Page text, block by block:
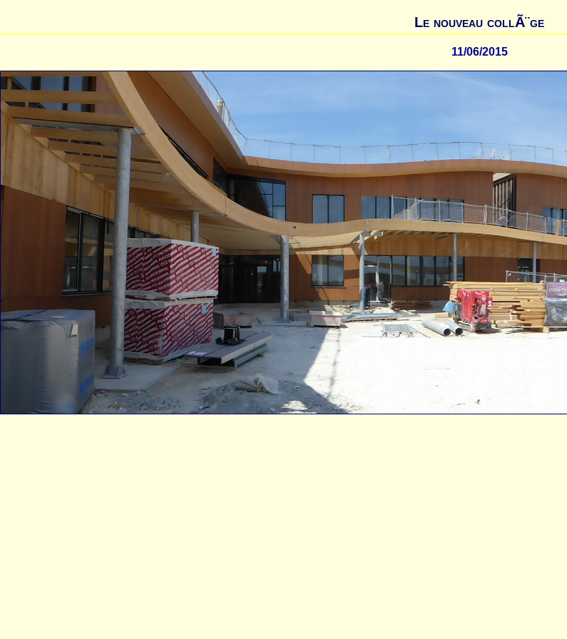
Le nouveau collÃ¨ge
11/06/2015